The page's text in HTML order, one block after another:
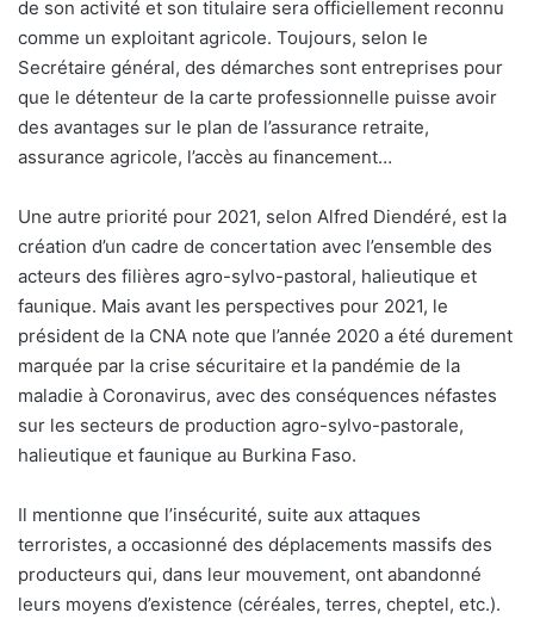
de son activité et son titulaire sera officiellement reconnu
comme un exploitant agricole. Toujours, selon le
Secrétaire général, des démarches sont entreprises pour
que le détenteur de la carte professionnelle puisse avoir
des avantages sur le plan de l’assurance retraite,
assurance agricole, l’accès au financement…
Une autre priorité pour 2021, selon Alfred Diendéré, est la
création d’un cadre de concertation avec l’ensemble des
acteurs des filières agro-sylvo-pastoral, halieutique et
faunique. Mais avant les perspectives pour 2021, le
président de la CNA note que l’année 2020 a été durement
marquée par la crise sécuritaire et la pandémie de la
maladie à Coronavirus, avec des conséquences néfastes
sur les secteurs de production agro-sylvo-pastorale,
halieutique et faunique au Burkina Faso.
Il mentionne que l’insécurité, suite aux attaques
terroristes, a occasionné des déplacements massifs des
producteurs qui, dans leur mouvement, ont abandonné
leurs moyens d’existence (céréales, terres, cheptel, etc.).